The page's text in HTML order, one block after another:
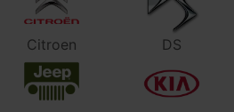
Citroen DS